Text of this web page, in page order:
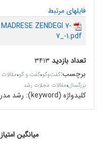
فایلهای مرتبط
ZENDEGI 7-
7_-1.pdf
تعداد بازدید ۳۴۱۳
برچسب:گفت‌وگو،گفت و گو،
بزرگسال،مقالات مجلات رشد
کلیدواژه (keyword): رشد
میانگین امتیاز